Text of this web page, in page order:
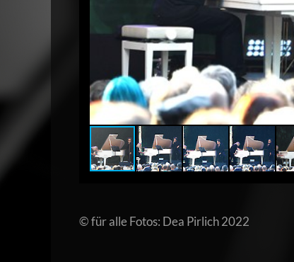
© für alle Fotos: Dea Pirlich 2022